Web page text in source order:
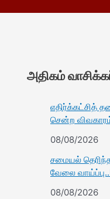
அதிகம்
எதிர்க்கட்சித்
சென்ற
08/08/2026
சமையல்
வேலை
08/08/2026